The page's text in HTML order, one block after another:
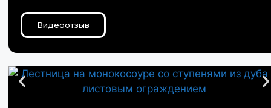
Видеоотзыв